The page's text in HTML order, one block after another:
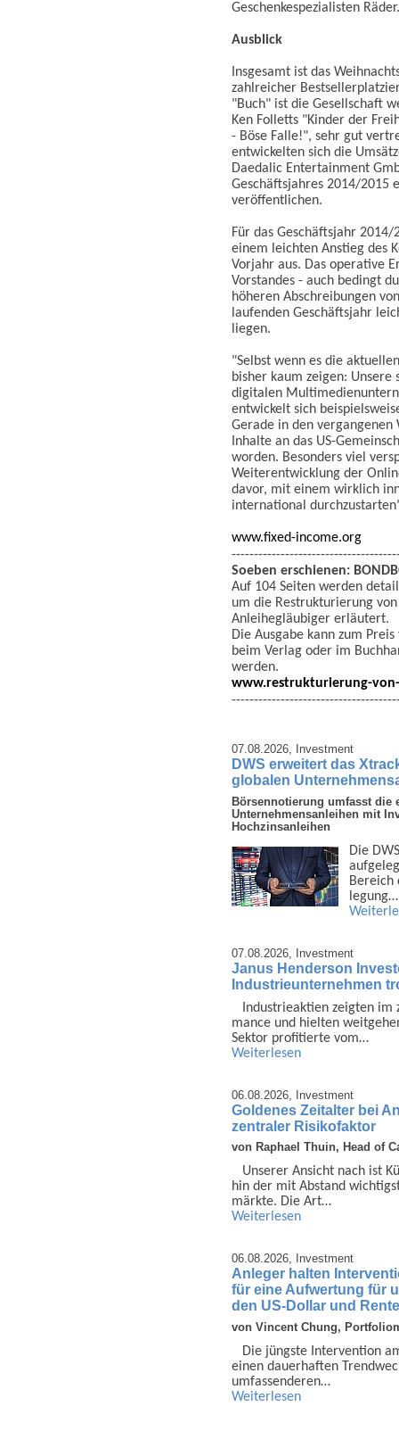
Geschenkespezialisten Räder.
Ausblick
Insgesamt ist das
zahlreicher
"Buch" ist die Gesellschaft
Ken Folletts "Kinder der
- Böse Falle!", sehr gut
entwickelten sich die
Daedalic Entertainment
Geschäftsjahres 2014/2015
veröffentlichen.
Für das Geschäftsjahr
einem leichten Anstieg des
Vorjahr aus. Das operative
Vorstandes - auch bedingt
höheren Abschreibungen
laufenden Geschäftsjahr
liegen.
"Selbst wenn es die
bisher kaum zeigen:
digitalen
entwickelt sich
Gerade in den vergangenen
Inhalte an das US-
worden. Besonders viel
Weiterentwicklung der
davor, mit einem wirklich
international
www.fixed-income.org
Soeben erschienen:
Auf 104 Seiten werden
um die Restrukturierung
Anleihegläubiger erläutert.
Die Ausgabe kann zum
beim Verlag oder im
werden.
www.restrukturierung-
07.08.2026, Investment
DWS erweitert das
globalen
Börsennotierung umfasst die
Unternehmensanleihen mit
Hochzinsanleihen
Die
Bereich
legung…
07.08.2026, Investment
Janus Henderson
Industrieunternehmen
Industrie­aktien zeigten
mance und hielten
Sektor profi­tierte vom…
Weiterlesen
06.08.2026, Investment
Goldenes Zeitalter bei
zentraler Risikofaktor
von Raphael Thuin, Head of
Unserer Ansicht nach ist
hin der mit Abstand
märkte. Die Art…
Weiterlesen
06.08.2026, Investment
Anleger halten
für eine Aufwertung für
den US-Dollar und
von Vincent Chung,
Die jüngste Inter­vention
einen dauer­haften
umfassen­deren…
Weiterlesen